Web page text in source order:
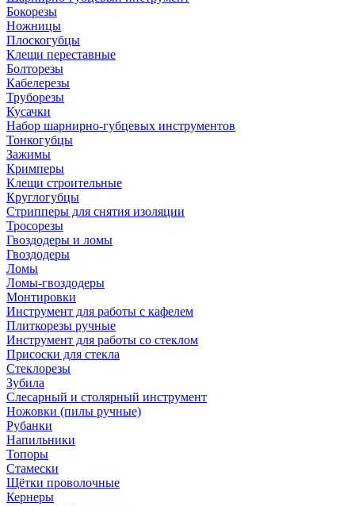
Бокорезы
Ножницы
Плоскогубцы
Клещи переставные
Болторезы
Кабелерезы
Труборезы
Кусачки
Набор шарнирно-губцевых инструментов
Тонкогубцы
Зажимы
Кримперы
Клещи строительные
Круглогубцы
Стрипперы для снятия изоляции
Тросорезы
Гвоздодеры и ломы
Гвоздодеры
Ломы
Ломы-гвоздодеры
Монтировки
Инструмент для работы с кафелем
Плиткорезы ручные
Инструмент для работы со стеклом
Присоски для стекла
Стеклорезы
Зубила
Слесарный и столярный инструмент
Ножовки (пилы ручные)
Рубанки
Напильники
Топоры
Стамески
Щётки проволочные
Кернеры